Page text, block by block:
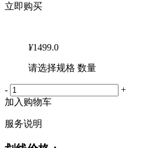
立即购买
¥1499.0
请选择规格 数量
-
+
加入购物车
服务说明